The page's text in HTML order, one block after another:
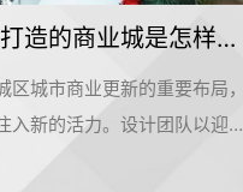
高度灵活的科技办公室装修设计空间是怎样打造的——拜耳
标建筑设立了一个全新的办
方药、健康消费品和企业事业